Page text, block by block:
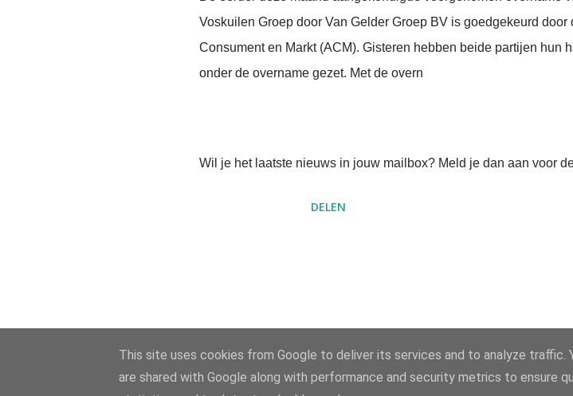
Voskuilen Groep door Van Gelder Groep BV is goedgekeurd door
Consument en Markt (ACM). Gisteren hebben beide partijen hun
onder de overname gezet. Met de overn
Wil je het laatste nieuws in jouw mailbox? Meld je dan aan voor
DELEN
This site uses cookies from Google to deliver its services and to analyze traffic.
are shared with Google along with performance and security metrics to ensure